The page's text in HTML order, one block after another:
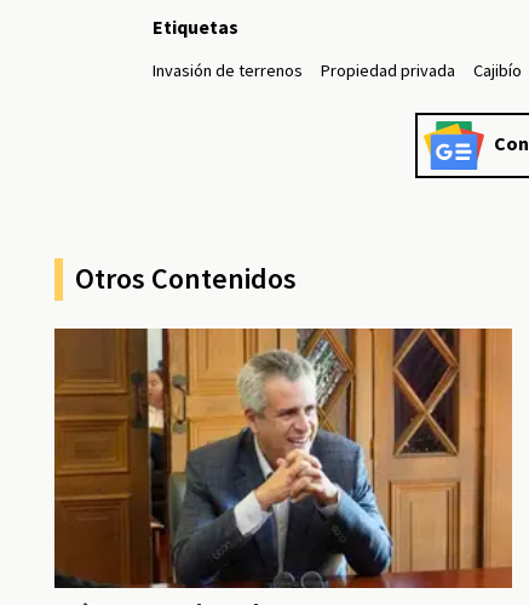
Etiquetas
Invasión de terrenos Propiedad privada Cajibío
Otros Contenidos